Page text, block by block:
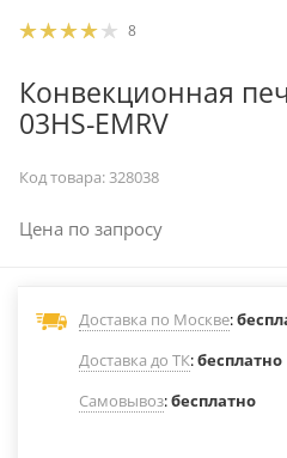
8
Конвекционная
03HS-EMRV
Код товара:328038
Цена по запросу
Доставка по Москве:
Доставка до ТК:бесплатно
Самовывоз:бесплатно